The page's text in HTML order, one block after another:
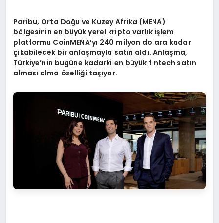
Paribu, Orta Doğu ve Kuzey Afrika (MENA)
bölgesinin en büyük yerel kripto varlık işlem
platformu CoinMENA’yı 240 milyon dolara kadar
çıkabilecek bir anlaşmayla satın aldı. Anlaşma,
Türkiye’nin bugüne kadarki en büyük fintech satın
alması olma özelliği taşıyor.